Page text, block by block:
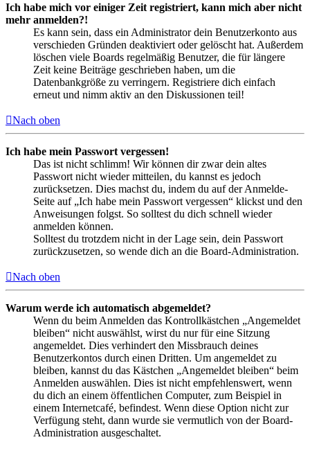
Ich habe mich vor einiger Zeit registriert, kann mich aber nicht
mehr anmelden?!
Es kann sein, dass ein Administrator dein Benutzerkonto aus
verschieden Gründen deaktiviert oder gelöscht hat. Außerdem
löschen viele Boards regelmäßig Benutzer, die für längere
Zeit keine Beiträge geschrieben haben, um die
Datenbankgröße zu verringern. Registriere dich einfach
erneut und nimm aktiv an den Diskussionen teil!
Nach oben
Ich habe mein Passwort vergessen!
Das ist nicht schlimm! Wir können dir zwar dein altes
Passwort nicht wieder mitteilen, du kannst es jedoch
zurücksetzen. Dies machst du, indem du auf der Anmelde-
Seite auf „Ich habe mein Passwort vergessen“ klickst und den
Anweisungen folgst. So solltest du dich schnell wieder
anmelden können.
Solltest du trotzdem nicht in der Lage sein, dein Passwort
zurückzusetzen, so wende dich an die Board-Administration.
Nach oben
Warum werde ich automatisch abgemeldet?
Wenn du beim Anmelden das Kontrollkästchen „Angemeldet
bleiben“ nicht auswählst, wirst du nur für eine Sitzung
angemeldet. Dies verhindert den Missbrauch deines
Benutzerkontos durch einen Dritten. Um angemeldet zu
bleiben, kannst du das Kästchen „Angemeldet bleiben“ beim
Anmelden auswählen. Dies ist nicht empfehlenswert, wenn
du dich an einem öffentlichen Computer, zum Beispiel in
einem Internetcafé, befindest. Wenn diese Option nicht zur
Verfügung steht, dann wurde sie vermutlich von der Board-
Administration ausgeschaltet.